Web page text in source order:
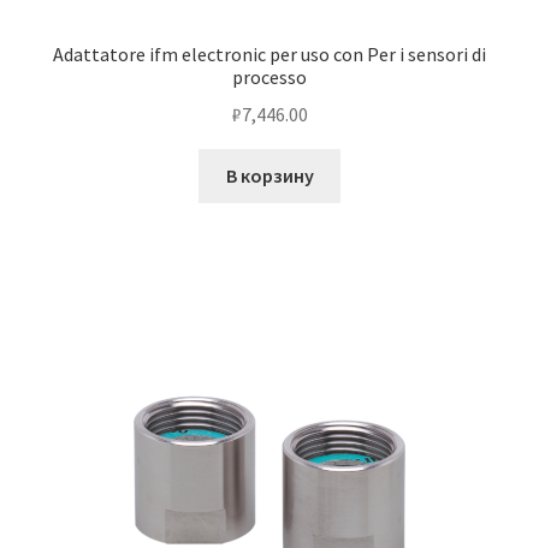
Adattatore ifm electronic per uso con Per i sensori di
processo
₽7,446.00
В корзину